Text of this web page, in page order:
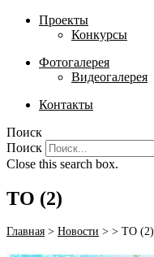
Проекты
Конкурсы
Фотогалерея
Видеогалерея
Контакты
Поиск
Поиск
Close this search box.
ТО (2)
Главная > Новости > > ТО (2)